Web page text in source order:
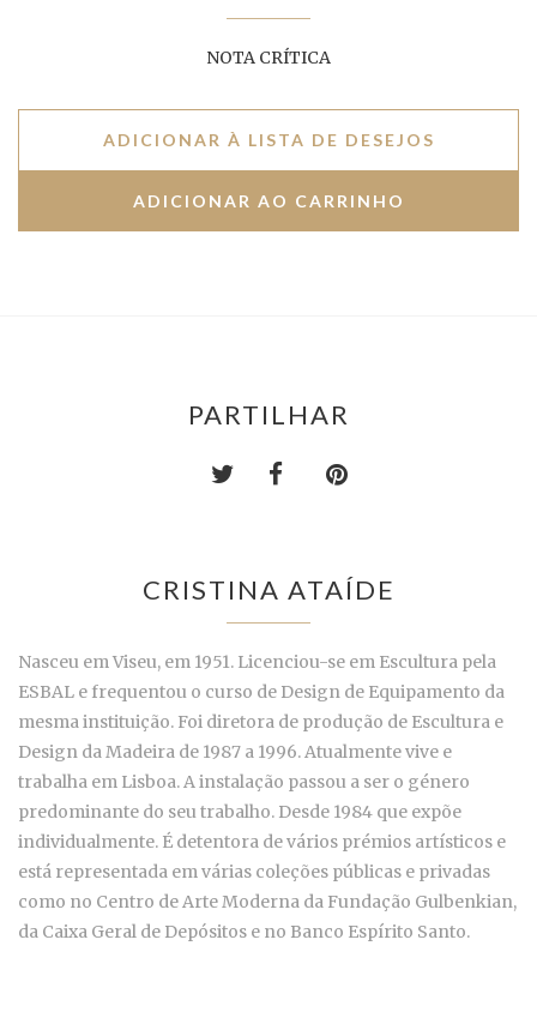
NOTA CRÍTICA
ADICIONAR À LISTA DE DESEJOS
PARTILHAR
CRISTINA ATAÍDE
Nasceu em Viseu, em 1951. Licenciou-se em Escultura pela
ESBAL e frequentou o curso de Design de Equipamento da
mesma instituição. Foi diretora de produção de Escultura e
Design da Madeira de 1987 a 1996. Atualmente vive e
trabalha em Lisboa. A instalação passou a ser o género
predominante do seu trabalho. Desde 1984 que expõe
individualmente. É detentora de vários prémios artísticos e
está representada em várias coleções públicas e privadas
como no Centro de Arte Moderna da Fundação Gulbenkian,
da Caixa Geral de Depósitos e no Banco Espírito Santo.